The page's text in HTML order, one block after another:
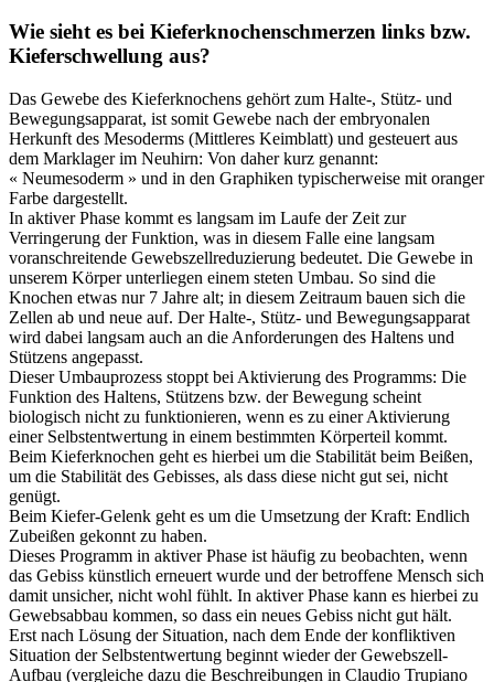
Wie sieht es bei Kieferknochenschmerzen links bzw.
Kieferschwellung aus?
Das Gewebe des Kieferknochens gehört zum Halte-, Stütz- und
Bewegungsapparat, ist somit Gewebe nach der embryonalen
Herkunft des Mesoderms (Mittleres Keimblatt) und gesteuert aus
dem Marklager im Neuhirn: Von daher kurz genannt:
« Neumesoderm » und in den Graphiken typischerweise mit oranger
Farbe dargestellt.
In aktiver Phase kommt es langsam im Laufe der Zeit zur
Verringerung der Funktion, was in diesem Falle eine langsam
voranschreitende Gewebszellreduzierung bedeutet. Die Gewebe in
unserem Körper unterliegen einem steten Umbau. So sind die
Knochen etwas nur 7 Jahre alt; in diesem Zeitraum bauen sich die
Zellen ab und neue auf. Der Halte-, Stütz- und Bewegungsapparat
wird dabei langsam auch an die Anforderungen des Haltens und
Stützens angepasst.
Dieser Umbauprozess stoppt bei Aktivierung des Programms: Die
Funktion des Haltens, Stützens bzw. der Bewegung scheint
biologisch nicht zu funktionieren, wenn es zu einer Aktivierung
einer Selbstentwertung in einem bestimmten Körperteil kommt.
Beim Kieferknochen geht es hierbei um die Stabilität beim Beißen,
um die Stabilität des Gebisses, als dass diese nicht gut sei, nicht
genügt.
Beim Kiefer-Gelenk geht es um die Umsetzung der Kraft: Endlich
Zubeißen gekonnt zu haben.
Dieses Programm in aktiver Phase ist häufig zu beobachten, wenn
das Gebiss künstlich erneuert wurde und der betroffene Mensch sich
damit unsicher, nicht wohl fühlt. In aktiver Phase kann es hierbei zu
Gewebsabbau kommen, so dass ein neues Gebiss nicht gut hält.
Erst nach Lösung der Situation, nach dem Ende der konfliktiven
Situation der Selbstentwertung beginnt wieder der Gewebszell-
Aufbau (vergleiche dazu die Beschreibungen in Claudio Trupiano